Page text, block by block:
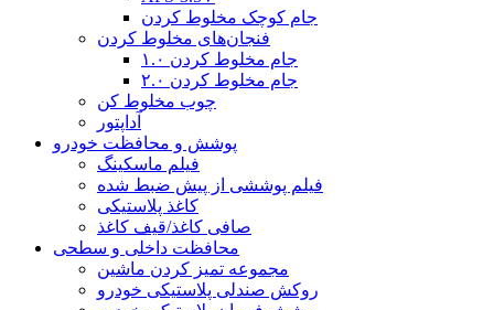
جام کوچک مخلوط کردن
فنجان‌های مخلوط کردن
جام مخلوط کردن ۱.۰
جام مخلوط کردن ۲.۰
چوب مخلوط کن
آداپتور
پوشش و محافظت خودرو
فیلم ماسکینگ
فیلم پوششی از پیش ضبط شده
کاغذ پلاستیکی
صافی کاغذ/قیف کاغذ
محافظت داخلی و سطحی
مجموعه تمیز کردن ماشین
روکش صندلی پلاستیکی خودرو